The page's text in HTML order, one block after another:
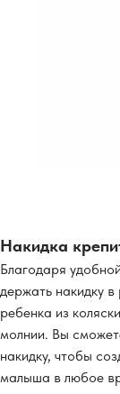
Накидка
Благодаря
держать накидку в
ребенка из
молнии. Вы
накидку, чтобы
малыша в любое